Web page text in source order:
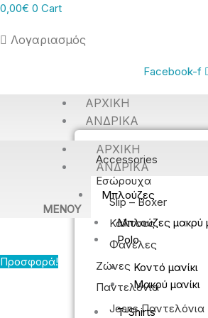
0,00€ 0 Cart
Λογαριασμός
Facebook-f
ΑΡΧΙΚΉ
ΑΝΔΡΙΚΆ
Accessories
Εσώρουχα
Slip – Boxer
Κάλτσες
Φανέλες
Ζώνες
Παντελόνια
Jeans Παντελόνια
ΑΡΧΙΚΉ
ΑΝΔΡΙΚΆ
Μπλούζες
Μπλούζες μακρύ
Polo
Κοντό μανίκι
Μακρύ μανίκι
T-Shirts
MENOY
Προσφορά!